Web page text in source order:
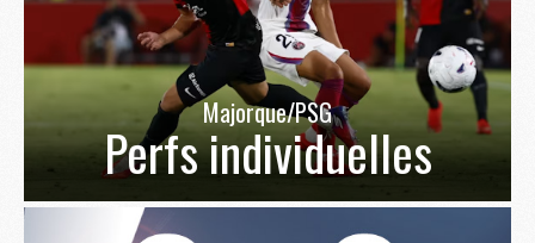
Majorque/PSG
Perfs individuelles